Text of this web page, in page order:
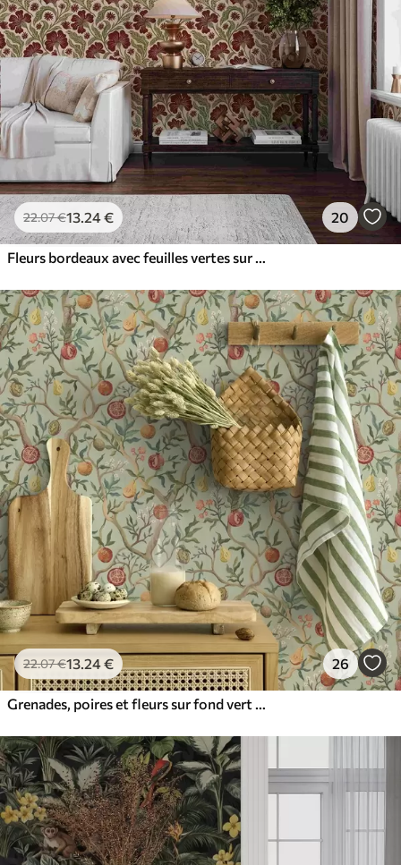
22.07€13.24€ 20
Fleurs bordeaux avec feuilles vertes sur fond clair
22.07€13.24€ 26
Grenades, poires et fleurs sur fond vert pâle